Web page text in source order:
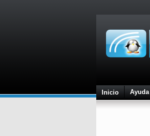
Inicio Ayuda